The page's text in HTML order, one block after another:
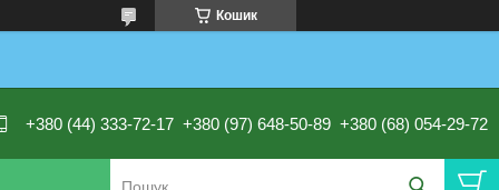
Кошик
+380 (44) 333-72-17 +380 (97) 648-50-89 +380 (68) 054-29-72